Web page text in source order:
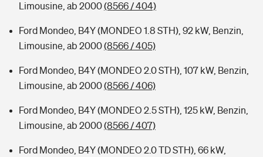
Limousine, ab 2000(8566 / 404)
Ford Mondeo, B4Y (MONDEO 1.8 STH), 92 kW, Benzin,
Limousine, ab 2000(8566 / 405)
Ford Mondeo, B4Y (MONDEO 2.0 STH), 107 kW, Benzin,
Limousine, ab 2000(8566 / 406)
Ford Mondeo, B4Y (MONDEO 2.5 STH), 125 kW, Benzin,
Limousine, ab 2000(8566 / 407)
Ford Mondeo, B4Y (MONDEO 2.0 TD STH), 66 kW,